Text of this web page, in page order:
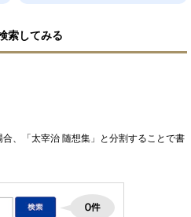
索してみる
、「太宰治 随想集」と分割することで書